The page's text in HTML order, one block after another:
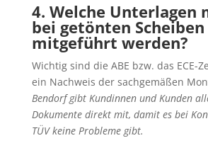
4. Welche Unterlagen
bei getönten Scheiben
mitgeführt werden?
Wichtig sind die ABE bzw. das ECE-
ein Nachweis der sachgemäßen
Bendorf gibt Kundinnen und Kunden
Dokumente direkt mit, damit es bei
TÜV keine Probleme gibt.